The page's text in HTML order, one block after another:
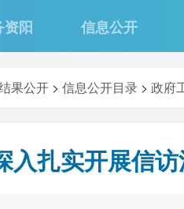
资阳 信息公开
果公开 > 信息公开目录 > 政府
入扎实开展信